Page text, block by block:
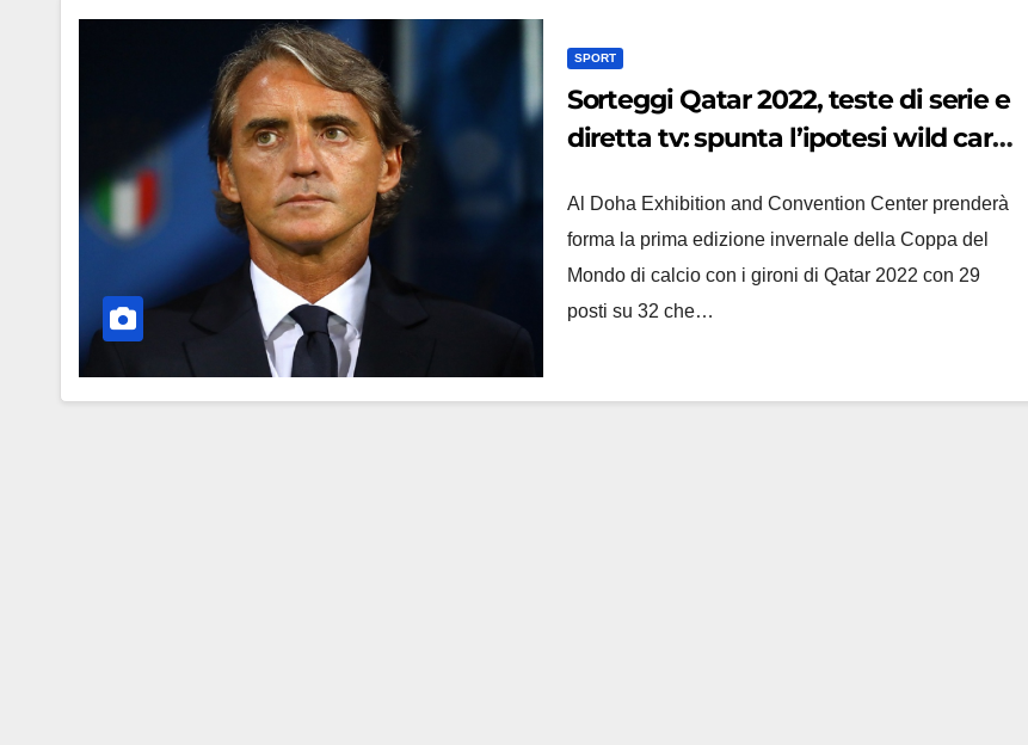
SPORT
Sorteggi Qatar 2022, teste di serie e
diretta tv: spunta l’ipotesi wild card,
Al Doha Exhibition and Convention Center prenderà
forma la prima edizione invernale della Coppa del
Mondo di calcio con i gironi di Qatar 2022 con 29
posti su 32 che…